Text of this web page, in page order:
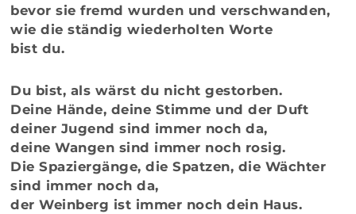
bevor sie fremd wurden und verschwanden,
wie die ständig wiederholten Worte
bist du.
Du bist, als wärst du nicht gestorben.
Deine Hände, deine Stimme und der Duft
deiner Jugend sind immer noch da,
deine Wangen sind immer noch rosig.
Die Spaziergänge, die Spatzen, die Wächter
sind immer noch da,
der Weinberg ist immer noch dein Haus.